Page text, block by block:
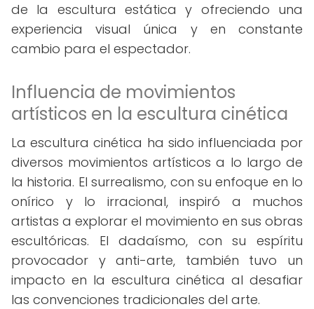
de la escultura estática y ofreciendo una
experiencia visual única y en constante
cambio para el espectador.
Influencia de movimientos
artísticos en la escultura cinética
La escultura cinética ha sido influenciada por
diversos movimientos artísticos a lo largo de
la historia. El surrealismo, con su enfoque en lo
onírico y lo irracional, inspiró a muchos
artistas a explorar el movimiento en sus obras
escultóricas. El dadaísmo, con su espíritu
provocador y anti-arte, también tuvo un
impacto en la escultura cinética al desafiar
las convenciones tradicionales del arte.